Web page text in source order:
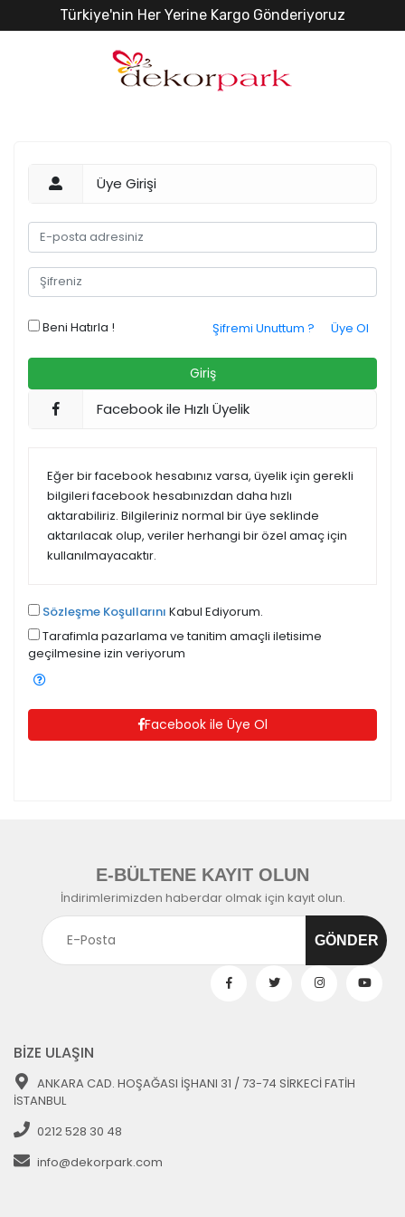
Türkiye'nin Her Yerine Kargo Gönderiyoruz
Üye Girişi
Beni Hatırla ! Üye Ol
Şifremi Unuttum ?
Facebook ile Hızlı Üyelik
Eğer bir facebook hesabınız varsa, üyelik için gerekli
bilgileri facebook hesabınızdan daha hızlı
aktarabiliriz. Bilgileriniz normal bir üye seklinde
aktarılacak olup, veriler herhangi bir özel amaç için
kullanılmayacaktır.
Sözleşme Koşullarını Kabul Ediyorum.
Tarafimla pazarlama ve tanitim amaçli iletisime
geçilmesine izin veriyorum
Facebook ile Üye Ol
E-BÜLTENE KAYIT OLUN
İndirimlerimizden haberdar olmak için kayıt olun.
BİZE ULAŞIN
ANKARA CAD. HOŞAĞASI İŞHANI 31 / 73-74 SİRKECİ FATİH
İSTANBUL
0212 528 30 48
info@dekorpark.com